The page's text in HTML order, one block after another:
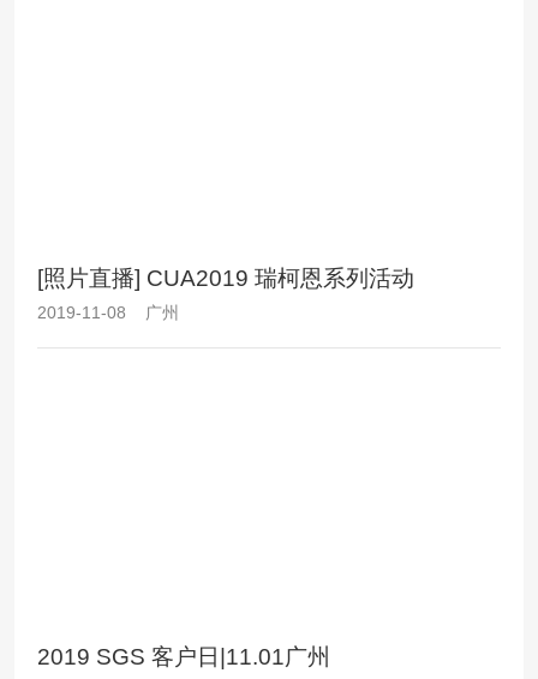
[照片直播] CUA2019 瑞柯恩系列活动
2019-11-08 广州
2019 SGS 客户日|11.01广州